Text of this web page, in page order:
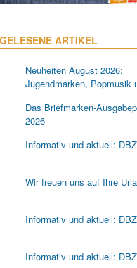
ARTIKEL
Neuheiten August 2026:
Jugendmarken, Popmusik
Das Briefmarken-
2026
Informativ und aktuell:
Wir freuen uns auf Ihre
Informativ und aktuell:
Informativ und aktuell: